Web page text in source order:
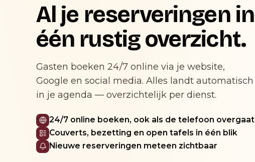
Al je reserveringen in
één rustig overzicht.
Gasten boeken 24/7 online via je website,
Google en social media. Alles landt automatisch
in je agenda — overzichtelijk per dienst.
24/7 online boeken, ook als de telefoon overgaat
Couverts, bezetting en open tafels in één blik
Nieuwe reserveringen meteen zichtbaar